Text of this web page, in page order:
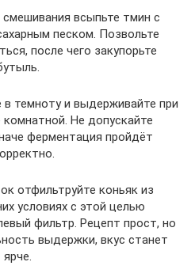
всыпьте тмин с
песком. Позвольте
после чего закупорьте
в темноту и выдерживайте при
Не допускайте
ферментация пройдёт
отфильтруйте коньяк из
условиях с этой целью
фильтр. Рецепт прост, но
выдержки, вкус станет
ярче.